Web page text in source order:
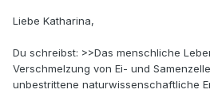
Liebe Katharina,
Du schreibst: >>Das menschliche
Verschmelzung von Ei- und
unbestrittene naturwissenschaftliche